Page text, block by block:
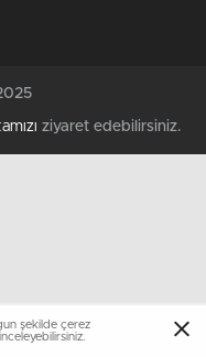
ziyaret edebilirsiniz.
şekilde çerez
inceleyebilirsiniz.